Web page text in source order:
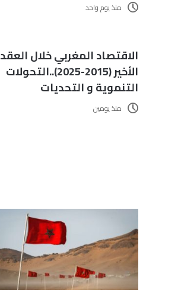
منذ يوم واحد
الاقتصاد المغربي خلال العقد
الأخير (2015-2025)..التحولات
التنموية و التحديات
منذ يومين